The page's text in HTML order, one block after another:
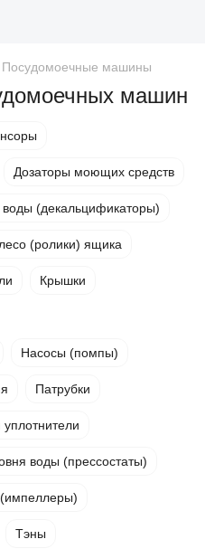
Посудомоечные машины
машин
Дозаторы моющих средств
(декальцификаторы)
(ролики) ящика
Крышки
Насосы (помпы)
Патрубки
воды (прессостаты)
(импеллеры)
Тэны